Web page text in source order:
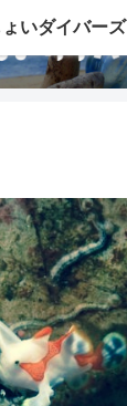
いダイバーズ